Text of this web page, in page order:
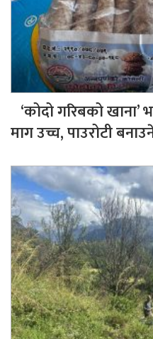
‘कोदो गरिबको खाना’
माग उच्च, पाउरोटी